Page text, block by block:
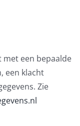
met een bepaalde
een klacht
Zie